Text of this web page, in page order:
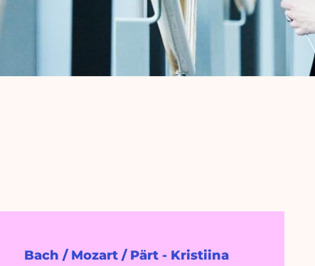
Bach / Mozart / Pärt - Kristiina